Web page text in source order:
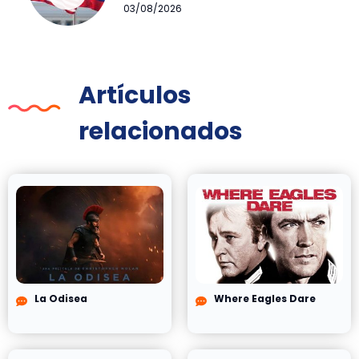
03/08/2026
Artículos
relacionados
La Odisea Where Eagles Dare